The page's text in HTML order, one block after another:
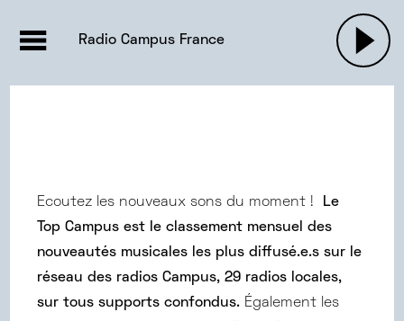
ACTUALITÉS
EMISSIONS |
PODCASTS
Radio Campus France
Ecoutez les nouveaux sons du moment !
Le
Top Campus est le classement mensuel des
nouveautés musicales les plus diffusé.e.s sur le
réseau des radios Campus, 29 radios locales,
sur tous supports confondus. Également les